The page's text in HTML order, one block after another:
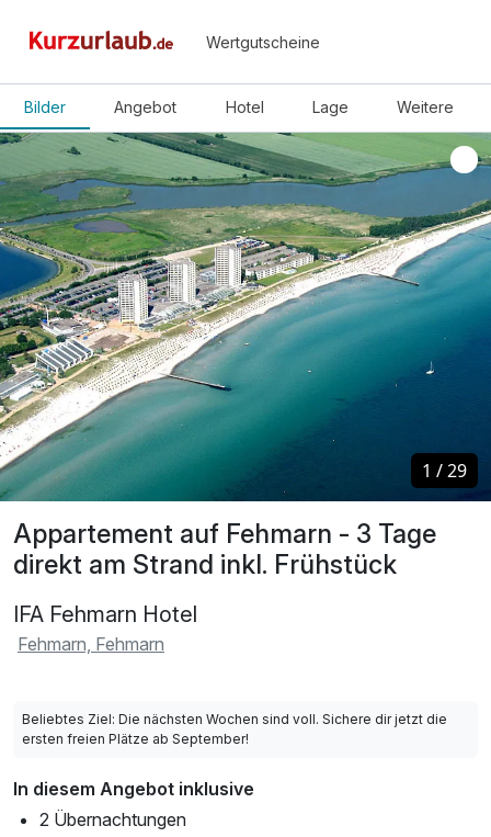
Wertgutscheine
Bilder Angebot Hotel Lage Weitere
Appartement auf Fehmarn - 3 Tage
direkt am Strand inkl. Frühstück
IFA Fehmarn Hotel
Fehmarn, Fehmarn
1 /29
1 /29
Beliebtes Ziel: Die nächsten Wochen sind voll. Sichere dir jetzt die
ersten freien Plätze ab September!
In diesem Angebot inklusive
2 Übernachtungen